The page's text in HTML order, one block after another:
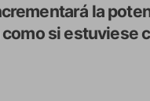
la
si